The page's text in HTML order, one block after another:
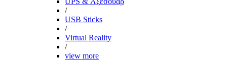
/
USB Sticks
/
Virtual Reality
/
view more